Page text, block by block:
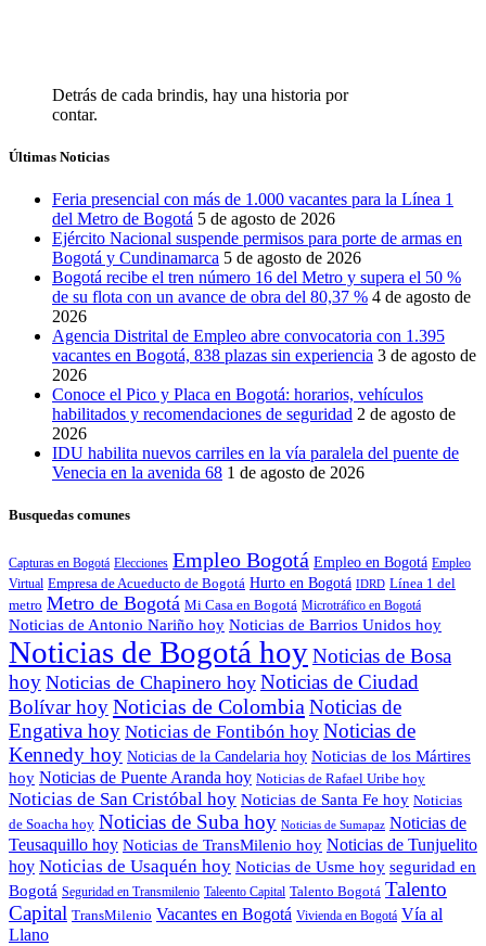
Detrás de cada brindis, hay una historia por
contar.
Últimas Noticias
Feria presencial con más de 1.000 vacantes para la Línea 1
del Metro de Bogotá 5 de agosto de 2026
Ejército Nacional suspende permisos para porte de armas en
Bogotá y Cundinamarca 5 de agosto de 2026
Bogotá recibe el tren número 16 del Metro y supera el 50 %
de su flota con un avance de obra del 80,37 % 4 de agosto de
2026
Agencia Distrital de Empleo abre convocatoria con 1.395
vacantes en Bogotá, 838 plazas sin experiencia 3 de agosto de
2026
Conoce el Pico y Placa en Bogotá: horarios, vehículos
habilitados y recomendaciones de seguridad 2 de agosto de
2026
IDU habilita nuevos carriles en la vía paralela del puente de
Venecia en la avenida 68 1 de agosto de 2026
Busquedas comunes
Capturas en Bogotá Elecciones Empleo Bogotá Empleo en Bogotá Empleo
Virtual Empresa de Acueducto de Bogotá Hurto en Bogotá IDRD Línea 1 del
metro Metro de Bogotá Mi Casa en Bogotá Microtráfico en Bogotá
Noticias de Antonio Nariño hoy Noticias de Barrios Unidos hoy
Noticias de Bogotá hoyNoticias de Bosa
hoy Noticias de Chapinero hoy Noticias de Ciudad
Bolívar hoyNoticias de ColombiaNoticias de
Engativa hoy Noticias de Fontibón hoy Noticias de
Kennedy hoy Noticias de la Candelaria hoy Noticias de los Mártires
hoy Noticias de Puente Aranda hoy Noticias de Rafael Uribe hoy
Noticias de San Cristóbal hoy Noticias de Santa Fe hoy Noticias
de Soacha hoy Noticias de Suba hoy Noticias de Sumapaz Noticias de
Teusaquillo hoy Noticias de TransMilenio hoy Noticias de Tunjuelito
hoy Noticias de Usaquén hoy Noticias de Usme hoy seguridad en
Bogotá Seguridad en Transmilenio Taleento Capital Talento Bogotá Talento
Capital TransMilenio Vacantes en Bogotá Vivienda en Bogotá Vía al
Llano